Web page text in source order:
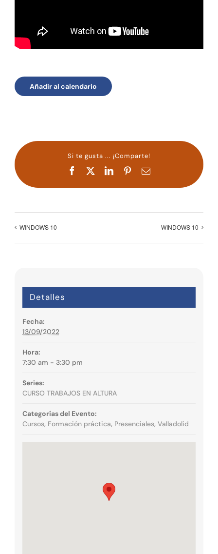
Añadir al calendario
Si te gusta ... ¡Comparte!
Facebook LinkedInPinterestCorreo
WINDOWS 10 WINDOWS 10
Detalles
Fecha:
13/09/2022
Hora:
7:30 am - 3:30 pm
Series:
CURSO TRABAJOS EN ALTURA
Categorías del Evento:
Cursos, Formación práctica, Presenciales, Valladolid